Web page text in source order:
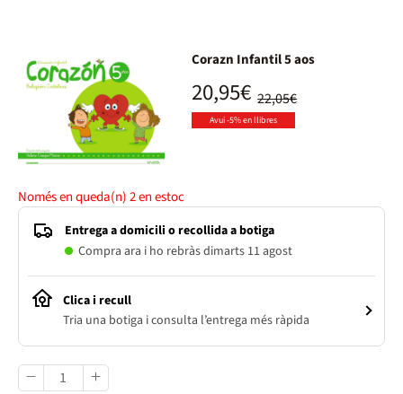
Corazn Infantil 5 aos
22,05€
20,95€
Avui -5% en llibres
Només en queda(n)2en estoc
Entrega a domicili o recollida a botiga
Compra ara i ho rebràs dimarts 11 agost
Clica i recull
Tria una botiga i consulta l’entrega més ràpida